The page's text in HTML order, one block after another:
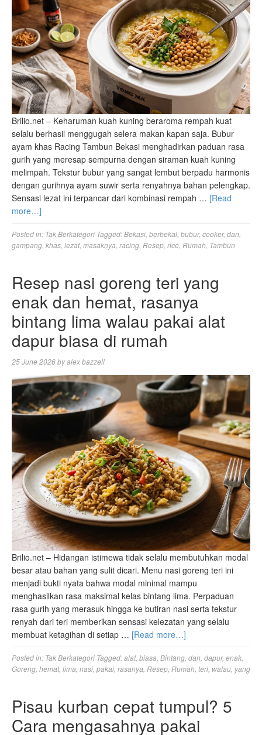
Brilio.net – Keharuman kuah kuning beraroma rempah kuat
selalu berhasil menggugah selera makan kapan saja. Bubur
ayam khas Racing Tambun Bekasi menghadirkan paduan rasa
gurih yang meresap sempurna dengan siraman kuah kuning
melimpah. Tekstur bubur yang sangat lembut berpadu harmonis
dengan gurihnya ayam suwir serta renyahnya bahan pelengkap.
Sensasi lezat ini terpancar dari kombinasi rempah … [Read
more…]
Posted in: Tak Berkategori Tagged:Bekasi berbekal bubur, cooker, dan
gampang khas lezat, masaknya racing Resep rice Rumah Tambun
Resep nasi goreng teri yang
enak dan hemat, rasanya
bintang lima walau pakai alat
dapur biasa di rumah
25 June 2026byalex bazzell
Brilio.net – Hidangan istimewa tidak selalu membutuhkan modal
besar atau bahan yang sulit dicari. Menu nasi goreng teri ini
menjadi bukti nyata bahwa modal minimal mampu
menghasilkan rasa maksimal kelas bintang lima. Perpaduan
rasa gurih yang merasuk hingga ke butiran nasi serta tekstur
renyah dari teri memberikan sensasi kelezatan yang selalu
membuat ketagihan di setiap … [Read more…]
Posted in: Tak Berkategori Tagged:alat, biasa Bintang dan dapur, enak
Goreng hemat, lima nasi pakai rasanya Resep Rumah teri walau yang
Pisau kurban cepat tumpul? 5
Cara mengasahnya pakai